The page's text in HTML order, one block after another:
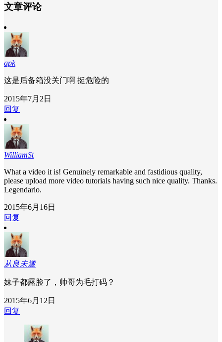
文章评论
apk
这是后备箱没关门啊 挺危险的
2015年7月2日
回复
WilliamSt
What a video it is! Genuinely remarkable and fastidious quality,
please upload more video tutorials having such nice quality. Thanks.
Legendario.
2015年6月16日
回复
从良未遂
妹子都露脸了，帅哥为毛打码？
2015年6月12日
回复